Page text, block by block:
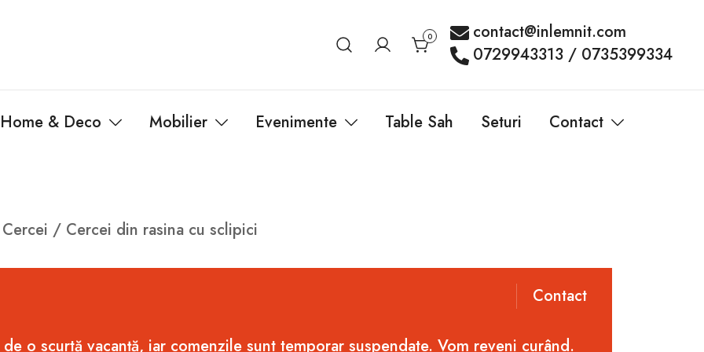
0
contact@inlemnit.com
0729943313 / 0735399334
Home & Deco Mobilier Evenimente Table Sah Seturi Contact
Cercei / Cercei din rasina cu sclipici
Contact
o scurtă vacanță, iar comenzile sunt temporar suspendate. Vom reveni curând.